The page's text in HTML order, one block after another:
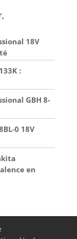
du
plâtre et
Convient
au
travaux de
18V
:
GBH 8-
0 18V
en